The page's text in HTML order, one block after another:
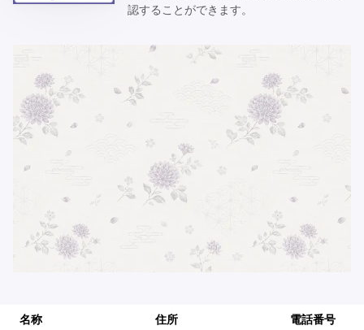
認することができます。
名称 住所 電話番号